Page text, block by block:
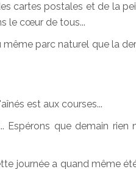
cartes postales et de la
le cœur de tous...
parc naturel que la
est aux courses...
Espérons que demain rien
journée a quand même